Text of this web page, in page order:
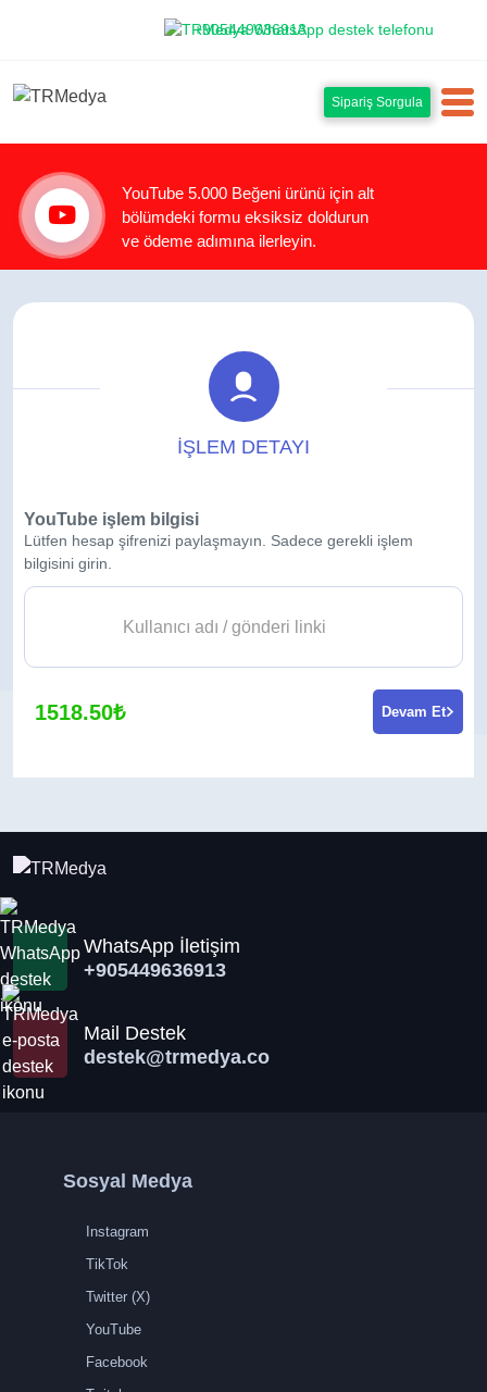
+905449636913
Sipariş Sorgula
YouTube 5.000 Beğeni ürünü için alt
bölümdeki formu eksiksiz doldurun
ve ödeme adımına ilerleyin.
İŞLEM DETAYI
YouTube işlem bilgisi
Lütfen hesap şifrenizi paylaşmayın. Sadece gerekli işlem
bilgisini girin.
1518.50₺ Devam Et
WhatsApp İletişim
+905449636913
Mail Destek
destek@trmedya.co
Sosyal Medya
Instagram
TikTok
Twitter (X)
YouTube
Facebook